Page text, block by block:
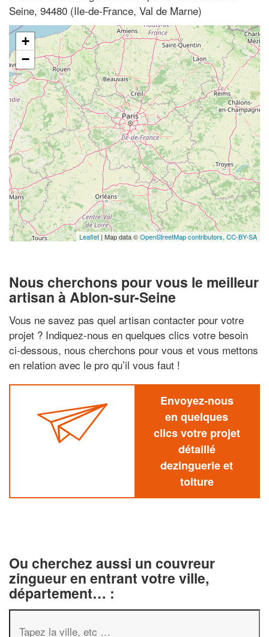
Seine, 94480 (Ile-de-France, Val de Marne)
+
−
Leaflet | Map data ©OpenStreetMap contributors,CC-BY-SA
Nous cherchons pour vous le meilleur
artisan à Ablon-sur-Seine
Vous ne savez pas quel artisan contacter pour votre
projet ? Indiquez-nous en quelques clics votre besoin
ci-dessous, nous cherchons pour vous et vous mettons
en relation avec le pro qu’il vous faut !
Envoyez-nous
en quelques
clics votre projet
détaillé
dezinguerie et
toiture
Ou cherchez aussi un couvreur
zingueur en entrant votre ville,
département… :